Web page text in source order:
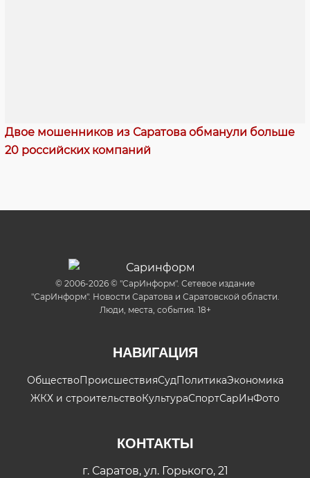
Двое мошенников из Саратова обманули больше
20 российских компаний
© 2006-2026 © "СарИнформ". Сетевое издание
"СарИнформ". Новости Саратова и Саратовской области.
Люди, места, события. 18+
НАВИГАЦИЯ
ОбществоПроисшествияСудПолитикаЭкономика
ЖКХ и строительствоКультураСпортСарИнФото
КОНТАКТЫ
г. Саратов, ул. Горького, 21